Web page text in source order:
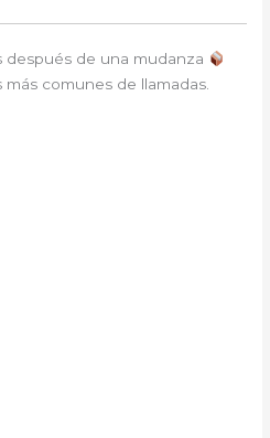
después de una mudanza
comunes de llamadas.